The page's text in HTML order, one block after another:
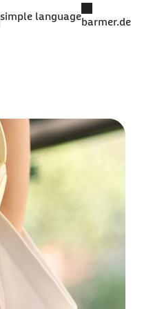
simple languagebarmer.de